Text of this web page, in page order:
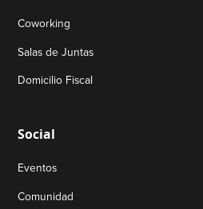
Coworking
Salas de Juntas
Domicilio Fiscal
Social
Eventos
Comunidad